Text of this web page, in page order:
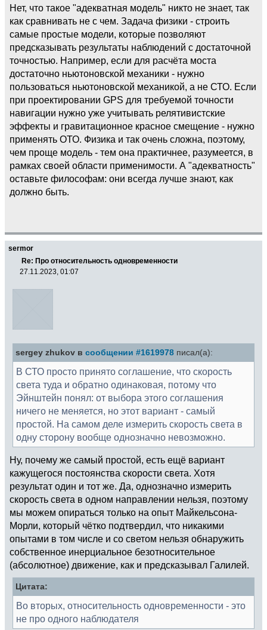
Нет, что такое "адекватная модель" никто не знает, так
как сравнивать не с чем. Задача физики - строить
самые простые модели, которые позволяют
предсказывать результаты наблюдений с достаточной
точностью. Например, если для расчёта моста
достаточно ньютоновской механики - нужно
пользоваться ньютоновской механикой, а не СТО. Если
при проектировании GPS для требуемой точности
навигации нужно уже учитывать релятивистские
эффекты и гравитационное красное смещение - нужно
применять ОТО. Физика и так очень сложна, поэтому,
чем проще модель - тем она практичнее, разумеется, в
рамках своей области применимости. А "адекватность"
оставьте философам: они всегда лучше знают, как
должно быть.
sermor
Re: Про относительность одновременности
27.11.2023, 01:07
sergey zhukov в сообщении #1619978 писал(а):
В СТО просто принято соглашение, что скорость
света туда и обратно одинаковая, потому что
Эйнштейн понял: от выбора этого соглашения
ничего не меняется, но этот вариант - самый
простой. На самом деле измерить скорость света в
одну сторону вообще однозначно невозможно.
Ну, почему же самый простой, есть ещё вариант
кажущегося постоянства скорости света. Хотя
результат один и тот же. Да, однозначно измерить
скорость света в одном направлении нельзя, поэтому
мы можем опираться только на опыт Майкельсона-
Морли, который чётко подтвердил, что никакими
опытами в том числе и со светом нельзя обнаружить
собственное инерциальное безотносительное
(абсолютное) движение, как и предсказывал Галилей.
Цитата:
Во вторых, относительность одновременности - это
не про одного наблюдателя